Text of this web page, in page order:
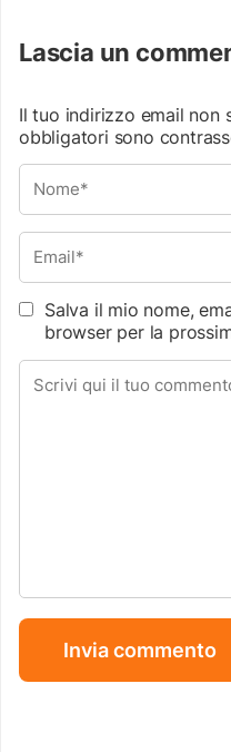
Lascia un
Il tuo indirizzo email non
obbligatori sono
Salva il mio nome,
browser per la